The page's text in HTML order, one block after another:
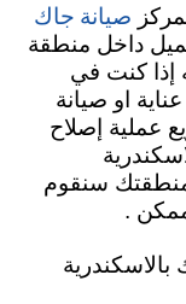
صيانة جاك
داخل منطقة
إذا كنت في
او صيانة
عملية إصلاح
سنقوم
.